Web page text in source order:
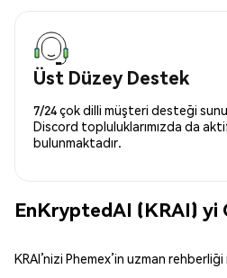
Üst Düzey Destek
7/24 çok dilli müşteri desteği
Discord topluluklarımızda da
bulunmaktadır.
EnKryptedAI (KRAI) yi
KRAI’nizi Phemex’in uzman